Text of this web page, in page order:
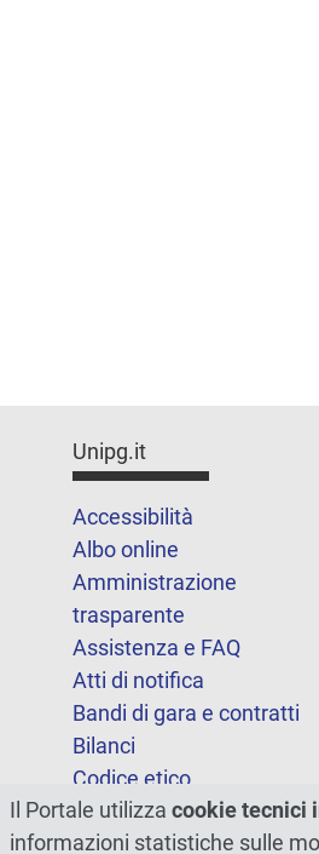
Unipg.it
Accessibilità
Albo online
Amministrazione
trasparente
Assistenza e FAQ
Atti di notifica
Bandi di gara e contratti
Bilanci
Codice etico
FOIA
Note legali
Il Portale utilizza cookie tecnici
informazioni statistiche sulle